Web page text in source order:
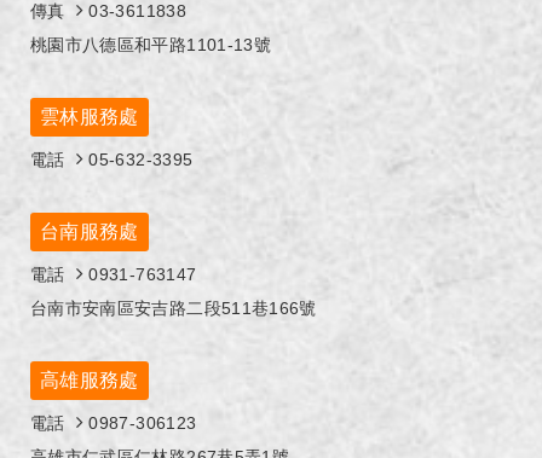
傳真
03-3611838
桃園市八德區和平路1101-13號
雲林服務處
電話 05-632-3395
台南服務處
電話
0931-763147
台南市安南區安吉路二段511巷166號
高雄服務處
電話
0987-306123